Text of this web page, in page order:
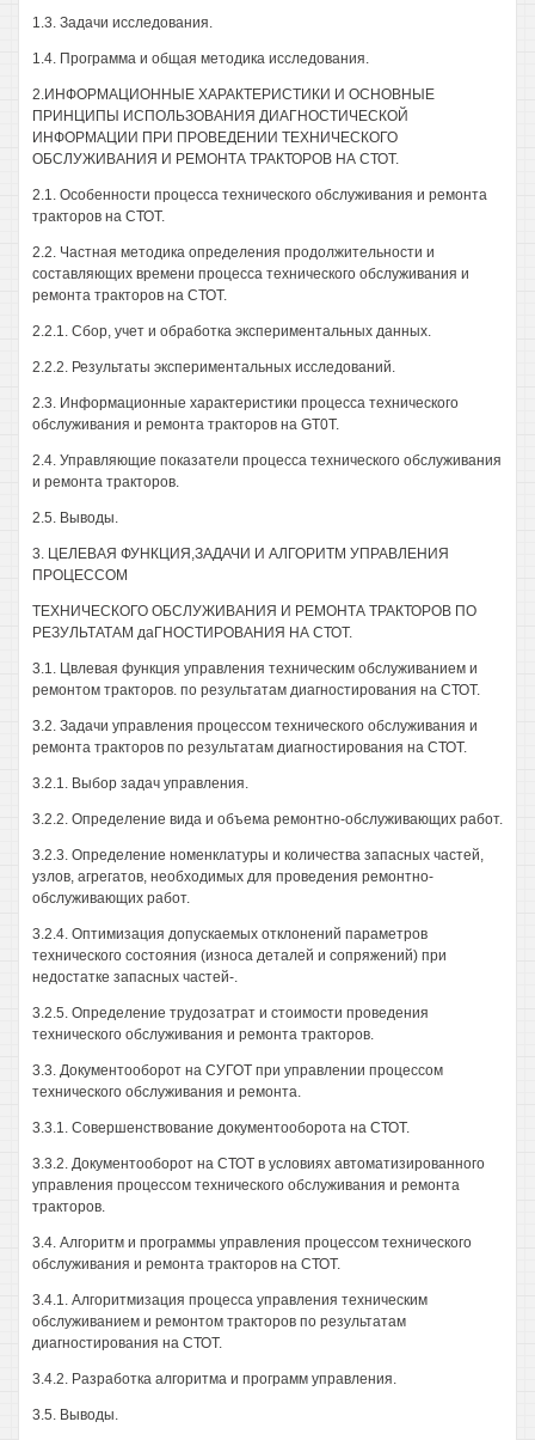
1.3. Задачи исследования.
1.4. Программа и общая методика исследования.
2.ИНФОРМАЦИОННЫЕ ХАРАКТЕРИСТИКИ И ОСНОВНЫЕ
ПРИНЦИПЫ ИСПОЛЬЗОВАНИЯ ДИАГНОСТИЧЕСКОЙ
ИНФОРМАЦИИ ПРИ ПРОВЕДЕНИИ ТЕХНИЧЕСКОГО
ОБСЛУЖИВАНИЯ И РЕМОНТА ТРАКТОРОВ НА СТОТ.
2.1. Особенности процесса технического обслуживания и ремонта
тракторов на СТОТ.
2.2. Частная методика определения продолжительности и
составляющих времени процесса технического обслуживания и
ремонта тракторов на СТОТ.
2.2.1. Сбор, учет и обработка экспериментальных данных.
2.2.2. Результаты экспериментальных исследований.
2.3. Информационные характеристики процесса технического
обслуживания и ремонта тракторов на GT0T.
2.4. Управляющие показатели процесса технического обслуживания
и ремонта тракторов.
2.5. Выводы.
3. ЦЕЛЕВАЯ ФУНКЦИЯ,ЗАДАЧИ И АЛГОРИТМ УПРАВЛЕНИЯ
ПРОЦЕССОМ
ТЕХНИЧЕСКОГО ОБСЛУЖИВАНИЯ И РЕМОНТА ТРАКТОРОВ ПО
РЕЗУЛЬТАТАМ даГНОСТИРОВАНИЯ НА СТОТ.
3.1. Цвлевая функция управления техническим обслуживанием и
ремонтом тракторов. по результатам диагностирования на СТОТ.
3.2. Задачи управления процессом технического обслуживания и
ремонта тракторов по результатам диагностирования на СТОТ.
3.2.1. Выбор задач управления.
3.2.2. Определение вида и объема ремонтно-обслуживающих работ.
3.2.3. Определение номенклатуры и количества запасных частей,
узлов, агрегатов, необходимых для проведения ремонтно-
обслуживающих работ.
3.2.4. Оптимизация допускаемых отклонений параметров
технического состояния (износа деталей и сопряжений) при
недостатке запасных частей-.
3.2.5. Определение трудозатрат и стоимости проведения
технического обслуживания и ремонта тракторов.
3.3. Документооборот на СУГОТ при управлении процессом
технического обслуживания и ремонта.
3.3.1. Совершенствование документооборота на СТОТ.
3.3.2. Документооборот на СТОТ в условиях автоматизированного
управления процессом технического обслуживания и ремонта
тракторов.
3.4. Алгоритм и программы управления процессом технического
обслуживания и ремонта тракторов на СТОТ.
3.4.1. Алгоритмизация процесса управления техническим
обслуживанием и ремонтом тракторов по результатам
диагностирования на СТОТ.
3.4.2. Разработка алгоритма и программ управления.
3.5. Выводы.